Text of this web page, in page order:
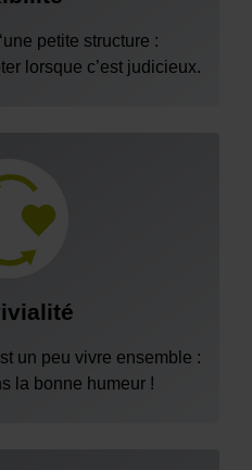
petite structure :
lorsque c’est judicieux.
un peu vivre ensemble :
la bonne humeur !